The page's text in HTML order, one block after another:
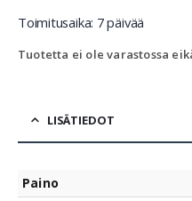
Toimitusaika: 7 päivää
Tuotetta ei ole varastossa
LISÄTIEDOT
Paino